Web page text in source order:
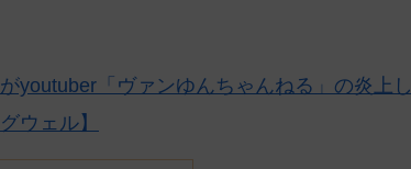
youtuber「ヴァンゆんちゃんねる」の炎上し
ウェル】